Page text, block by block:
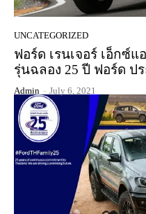
UNCATEGORIZED
ฟอร์ด เรนเจอร์ เอ็กซ์
รุ่นฉลอง 25 ปี ฟอร์ด ป
Admin - July 6, 2021